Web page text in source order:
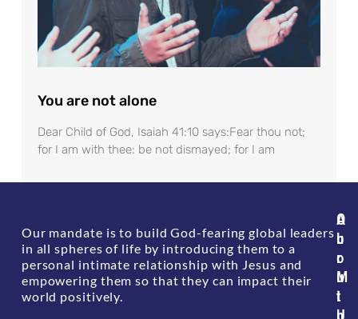
You are not alone
Dear Child of God, Isaiah 41:10 says:Fear thou not;
for I am with thee: be not dismayed; for I am
Our mandate is to build God-fearing global leaders
in all spheres of life by introducing them to a
personal intimate relationship with Jesus and
empowering them so that they can impact their
world positively.
A
b
o
u
t
O
u
r
M
i